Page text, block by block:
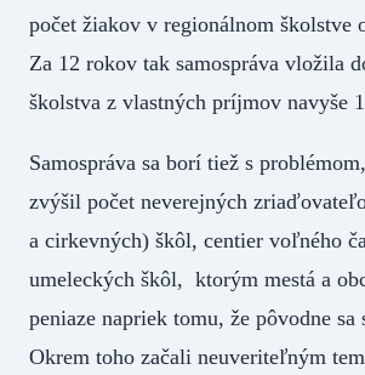
počet žiakov v regionálnom školstve
Za 12 rokov tak samospráva vložila
školstva z vlastných príjmov navyše
Samospráva sa borí tiež s
zvýšil počet neverejných
a cirkevných) škôl, centier voľného
umeleckých škôl, ktorým mestá a
peniaze napriek tomu, že pôvodne
Okrem toho začali neuveriteľným